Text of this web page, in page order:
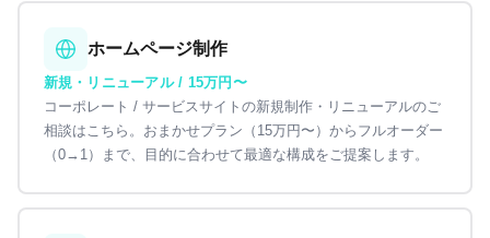
ホームページ制作
新規・リニューアル / 15万円〜
コーポレート / サービスサイトの新規制作・リニューアルのご
相談はこちら。おまかせプラン（15万円〜）からフルオーダー
（0→1）まで、目的に合わせて最適な構成をご提案します。